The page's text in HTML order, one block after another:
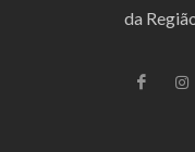
da